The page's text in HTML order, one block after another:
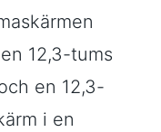
12,3-tums
en 12,3-
i en